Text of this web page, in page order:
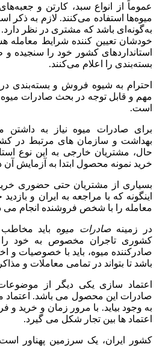
عموماً از انواع سبد، کارتن و
میوه‌ها استفاده می‌کنند. لازم به ذکر
به‌گونه‌ای باشد که مشتری در نظر
خودشان تعیین کننده شرایط معامله
استانداردهای کشور خود را سنجیده
بسته‌بندی را اعلام می‌کنند.
احترام به شیوه فروش و بسته‌بندی
مهم و قابل توجه در بحث صادرات
است.
برای صادرات میوه نیاز به
بهداشت و سازمان های مرتبط در
حال، مشتریان خارجی به این نوع
خرید نمونه محصول ابتدا به آزمایش
بسیاری از مشتریان حتی حضوری
اینگونه که با مراجعه به ایران و
معامله را با شخص فروشنده انجام می
در زمینهصادرات میوه باید
کشوری تاجران مخصوص به خود را
صادرکننده میوه، باید با خصوصیات و
باشد تا بتواند در تمامی معاملات و
اعتماد سازی یکی دیگر از
صادرات این محصول می باشد.
به وجود بیاید. با مرور زمان و خرید
اعتماد ها بین تجار شکل می گیرد.
کشور ایران، یک سرزمین پهناور